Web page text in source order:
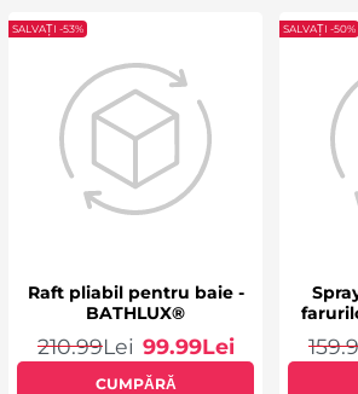
Raft pliabil pentru baie -
BATHLUX®
210.99Lei 99.99Lei
CUMPĂRĂ
SALVAȚI -53% SALVAȚI -50%